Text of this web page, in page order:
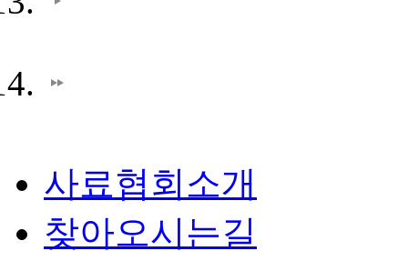
사료협회소개
찾아오시는길